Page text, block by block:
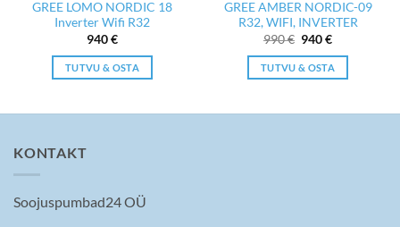
GREE LOMO NORDIC 18
Inverter Wifi R32
940€
TUTVU & OSTA
GREE AMBER NORDIC-09
R32, WIFI, INVERTER
990€ Первоначальная
составляла
990 €.
940€Текущая
940 €.
TUTVU & OSTA
KONTAKT
Soojuspumbad24 OÜ